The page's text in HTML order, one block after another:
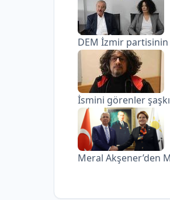
DEM İzmir
İsmini görenler
Meral Akşener’den